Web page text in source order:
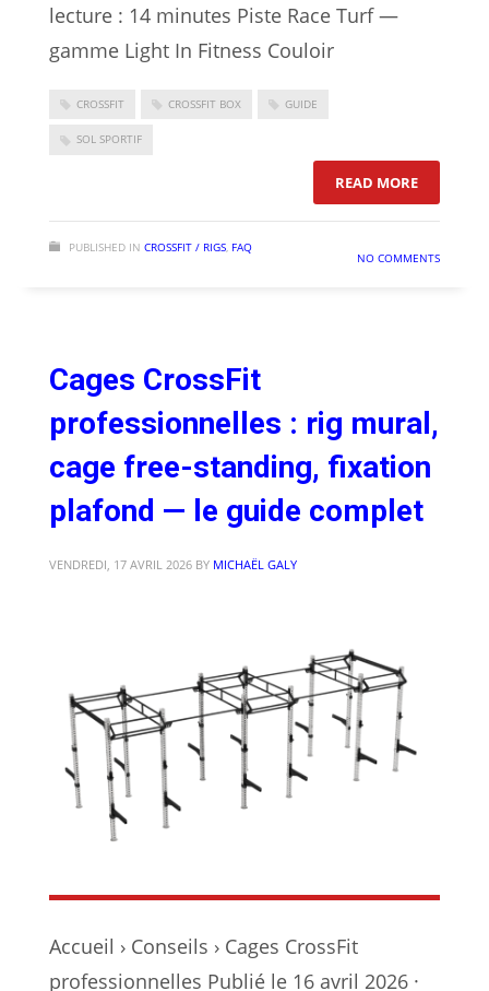
lecture : 14 minutes Piste Race Turf —
gamme Light In Fitness Couloir
CROSSFIT CROSSFIT BOX GUIDE
SOL SPORTIF
READ MORE: PISTE
PUBLISHED IN CROSSFIT / RIGS FAQ
NO COMMENTS
Cages CrossFit
professionnelles : rig mural,
cage free-standing, fixation
plafond — le guide complet
VENDREDI, 17 AVRIL 2026 BY MICHAËL GALY
Accueil › Conseils › Cages CrossFit
professionnelles Publié le 16 avril 2026 ·